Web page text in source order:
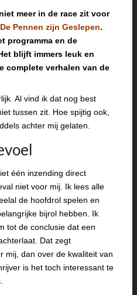
meer in de race zit voor
De Pennen zijn Geslepen.
programma en de
blijft immers leuk en
complete verhalen van de
Al vind ik dat nog best
tussen zit. Hoe spijtig ook,
achter mij gelaten.
één inzending direct
niet voor mij. Ik lees alle
de hoofdrol spelen en
bijrol hebben. Ik
tot de conclusie dat een
Dat zegt
mij, dan over de kwaliteit van
is het toch interessant te